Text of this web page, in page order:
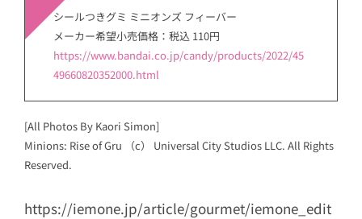
シールつきグミ ミニオンズ フィーバー
メーカー希望小売価格：税込 110円
https://www.bandai.co.jp/candy/products/2022/45
49660820352000.html
[All Photos By Kaori Simon]
Minions: Rise of Gru （c） Universal City Studios LLC. All Rights
Reserved.
https://iemone.jp/article/gourmet/iemone_edit